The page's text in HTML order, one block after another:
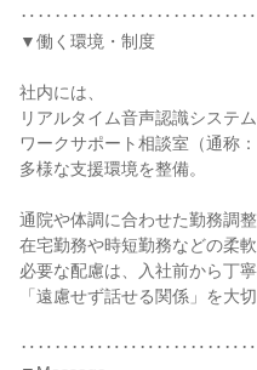
▼働く環境・制度
社内には、
リアルタイム音声認識システム
ワークサポート相談室（通称
多様な支援環境を整備。
通院や体調に合わせた勤務調整
在宅勤務や時短勤務などの柔
必要な配慮は、入社前から丁寧
「遠慮せず話せる関係」を大